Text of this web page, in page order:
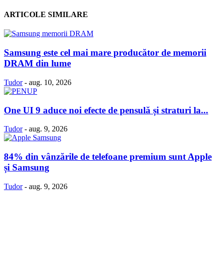
ARTICOLE SIMILARE
Samsung este cel mai mare producător de memorii
DRAM din lume
Tudor - aug. 10, 2026
One UI 9 aduce noi efecte de pensulă și straturi la...
Tudor - aug. 9, 2026
84% din vânzările de telefoane premium sunt Apple
și Samsung
Tudor - aug. 9, 2026